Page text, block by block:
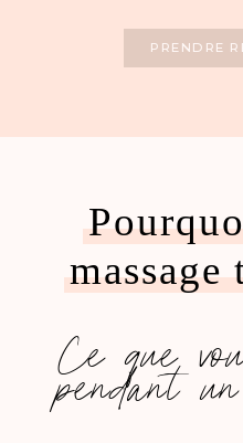
PRENDRE
Ce que
pendant